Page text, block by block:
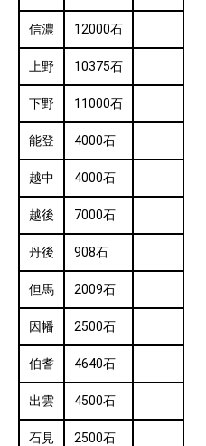
信濃 12000石
上野 10375石
下野 11000石
能登 4000石
越中 4000石
越後 7000石
丹後 908石
但馬 2009石
因幡 2500石
伯耆 4640石
出雲 4500石
石見 2500石